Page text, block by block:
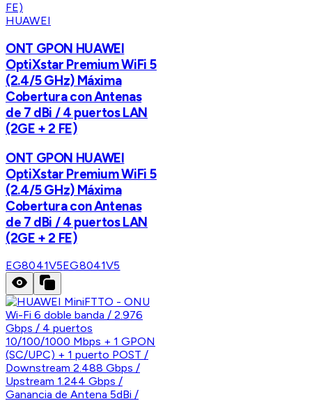
HUAWEI
ONT GPON HUAWEI
OptiXstar Premium WiFi 5
(2.4/5 GHz) Máxima
Cobertura con Antenas
de 7 dBi / 4 puertos LAN
(2GE + 2 FE)
ONT GPON HUAWEI
OptiXstar Premium WiFi 5
(2.4/5 GHz) Máxima
Cobertura con Antenas
de 7 dBi / 4 puertos LAN
(2GE + 2 FE)
EG8041V5EG8041V5